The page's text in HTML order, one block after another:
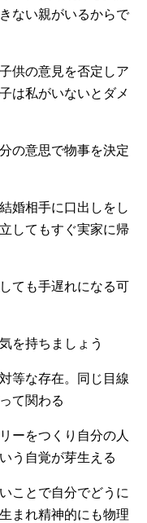
ない親がいるからで
供の意見を否定しア
は私がいないとダメ
の意思で物事を決定
婚相手に口出しをし
してもすぐ実家に帰
ても手遅れになる可
を持ちましょう
等な存在。同じ目線
て関わる
ーをつくり自分の人
う自覚が芽生える
ことで自分でどうに
まれ精神的にも物理